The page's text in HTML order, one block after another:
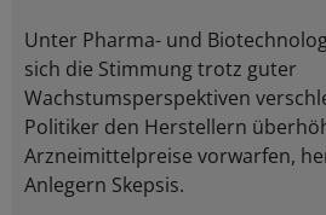
Unter Pharma- und
sich die Stimmung trotz guter
Wachstumsperspektiven
Politiker den Herstellern
Arzneimittelpreise vorwarfen,
Anlegern Skepsis.